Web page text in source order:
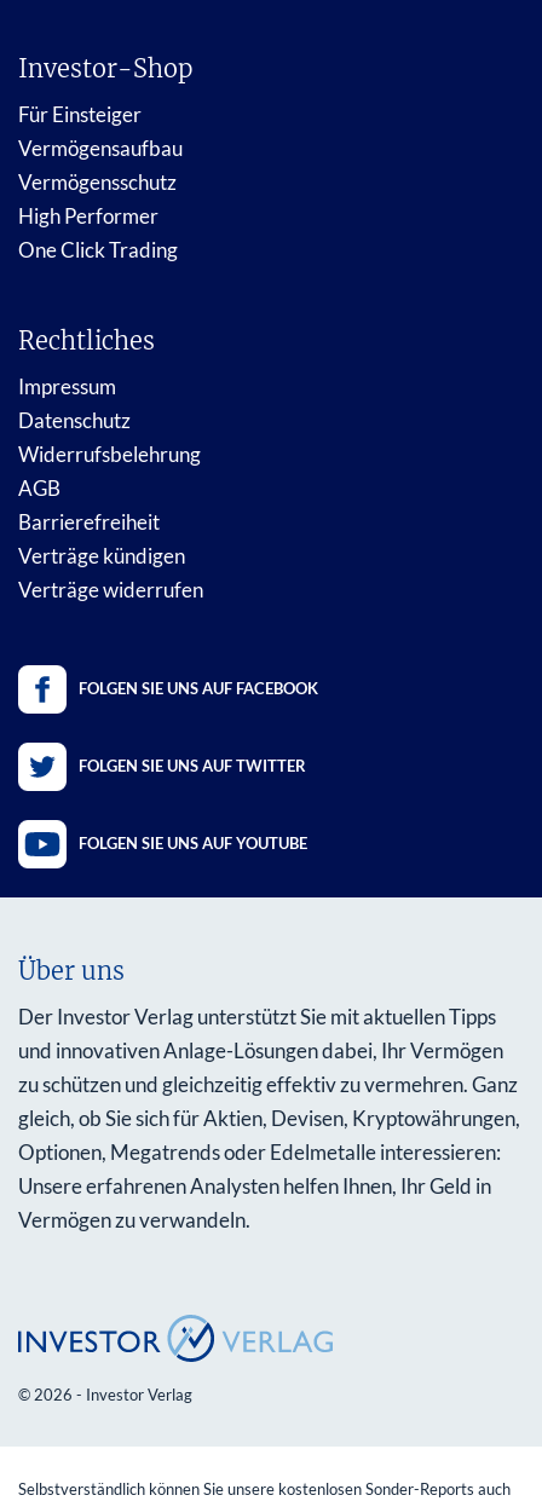
Investor-Shop
Für Einsteiger
Vermögensaufbau
Vermögensschutz
High Performer
One Click Trading
Rechtliches
Impressum
Datenschutz
Widerrufsbelehrung
AGB
Barrierefreiheit
Verträge kündigen
Verträge widerrufen
FOLGEN SIE UNS AUF FACEBOOK
FOLGEN SIE UNS AUF TWITTER
FOLGEN SIE UNS AUF YOUTUBE
Über uns
Der Investor Verlag unterstützt Sie mit aktuellen Tipps
und innovativen Anlage-Lösungen dabei, Ihr Vermögen
zu schützen und gleichzeitig effektiv zu vermehren. Ganz
gleich, ob Sie sich für Aktien, Devisen, Kryptowährungen,
Optionen, Megatrends oder Edelmetalle interessieren:
Unsere erfahrenen Analysten helfen Ihnen, Ihr Geld in
Vermögen zu verwandeln.
© 2026 - Investor Verlag
Selbstverständlich können Sie unsere kostenlosen Sonder-Reports auch